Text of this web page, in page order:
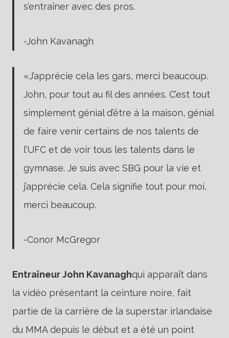
s’entraîner avec des pros.
-John Kavanagh
«J’apprécie cela les gars, merci beaucoup.
John, pour tout au fil des années. C’est tout
simplement génial d’être à la maison, génial
de faire venir certains de nos talents de
l’UFC et de voir tous les talents dans le
gymnase. Je suis avec SBG pour la vie et
j’apprécie cela. Cela signifie tout pour moi,
merci beaucoup.
-Conor McGregor
Entraîneur John Kavanaghqui apparaît dans
la vidéo présentant la ceinture noire, fait
partie de la carrière de la superstar irlandaise
du MMA depuis le début et a été un point